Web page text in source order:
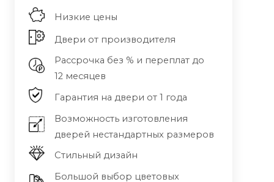
Низкие цены
Двери от производителя
Рассрочка без % и переплат до
12 месяцев
Гарантия на двери от 1 года
Возможность изготовления
дверей нестандартных размеров
Стильный дизайн
Большой выбор цветовых